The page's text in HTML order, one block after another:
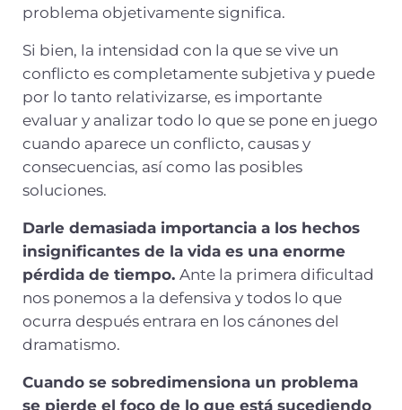
problema objetivamente significa.
Si bien, la intensidad con la que se vive un
conflicto es completamente subjetiva y puede
por lo tanto relativizarse, es importante
evaluar y analizar todo lo que se pone en juego
cuando aparece un conflicto, causas y
consecuencias, así como las posibles
soluciones.
Darle demasiada importancia a los hechos
insignificantes de la vida es una enorme
pérdida de tiempo. Ante la primera dificultad
nos ponemos a la defensiva y todos lo que
ocurra después entrara en los cánones del
dramatismo.
Cuando se sobredimensiona un problema
se pierde el foco de lo que está sucediendo